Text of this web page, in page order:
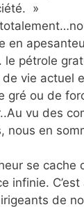
»
en
le pétrole
de vie actuel
gré ou de
vu des
nous en
se cache
infinie.
de